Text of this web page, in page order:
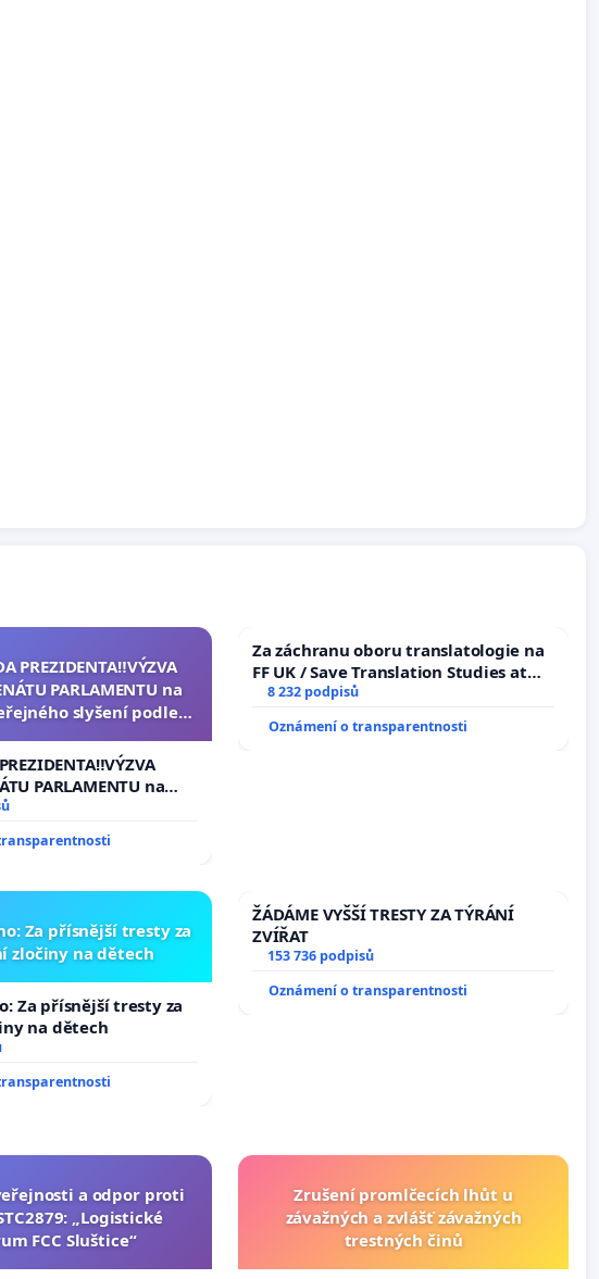
PREZIDENTA‼️VÝZVA
PARLAMENTU na
slyšení podle §
k podání ústavní
republiky
PARLAMENTU na
slyšení podle §
k podání ústavní
Za záchranu oboru translatologie na
FF UK / Save Translation Studies at
the Faculty of Arts, Charles
8 232 podpisů
Oznámení o transparentnosti
Za přísnější tresty za
zločiny na dětech
Za přísnější tresty za
na dětech
ŽÁDÁME VYŠŠÍ TRESTY ZA TÝRÁNÍ
ZVÍŘAT
153 736 podpisů
Oznámení o transparentnosti
a odpor proti
„Logistické
FCC Sluštice“
Zrušení promlčecích lhůt u
závažných a zvlášť závažných
trestných činů